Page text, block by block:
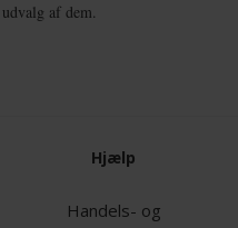
af dem.
Hjælp
Handels- og